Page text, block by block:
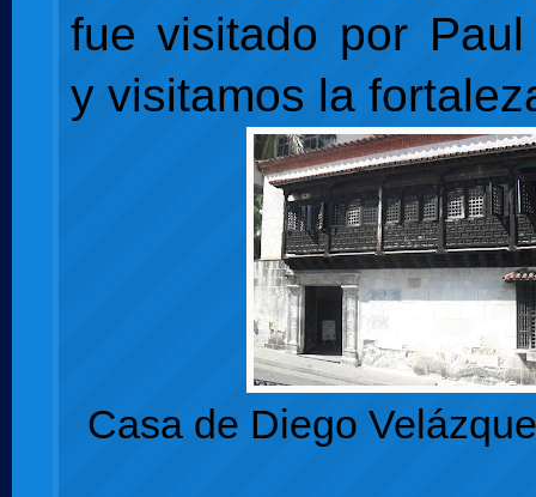
fue visitado por Paul
y visitamos la
Casa de Diego